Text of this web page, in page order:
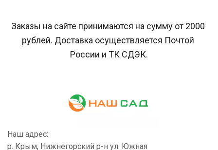
Заказы на сайте принимаются на сумму от 2000
рублей. Доставка осуществляется Почтой
России и ТК СДЭК.
Наш адрес:
р. Крым, Нижнегорский р-н ул. Южная